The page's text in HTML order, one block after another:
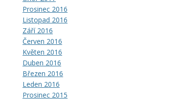
Prosinec 2016
Listopad 2016
Září 2016
Červen 2016
Květen 2016
Duben 2016
Březen 2016
Leden 2016
Prosinec 2015